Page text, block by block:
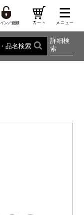
品名検索
詳細検
索